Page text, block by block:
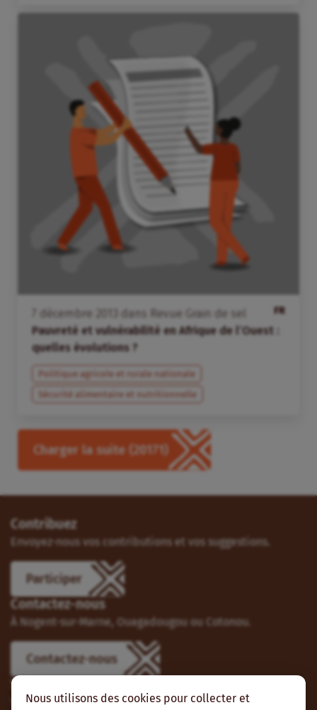
Nous utilisons des cookies pour collecter et
FR
décembre dans
Revue Grain de sel
Pauvreté et vulnérabilité en Afrique de l’Ouest :
quelles évolutions ?
Politique agricole et rurale nationale
Sécurité alimentaire et nutritionnelle
Charger la suite (20171)
Contribuez
Envoyez-nous vos contributions et vos suggestions.
Participer
Contactez-nous
À Nogent-sur-Marne, Ouagadougou ou Cotonou.
Contactez-nous
Suivez-nous
Vous pouvez aussi vous abonner à nos flux RSS et nous